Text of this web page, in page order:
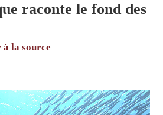
raconte le fond des
à la source